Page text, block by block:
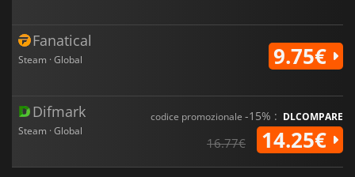
Fanatical
Steam · Global 9.75€
Difmark
Steam · Global
codice promozionale -15% : DLCOMPARE
16.77€ 14.25€